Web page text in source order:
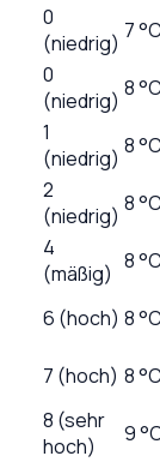
0
(niedrig) 7
0
(niedrig) 8
1
(niedrig) 8
2
(niedrig) 8
4
(mäßig) 8
6 (hoch) 8
7 (hoch) 8
8 (sehr
hoch)
9